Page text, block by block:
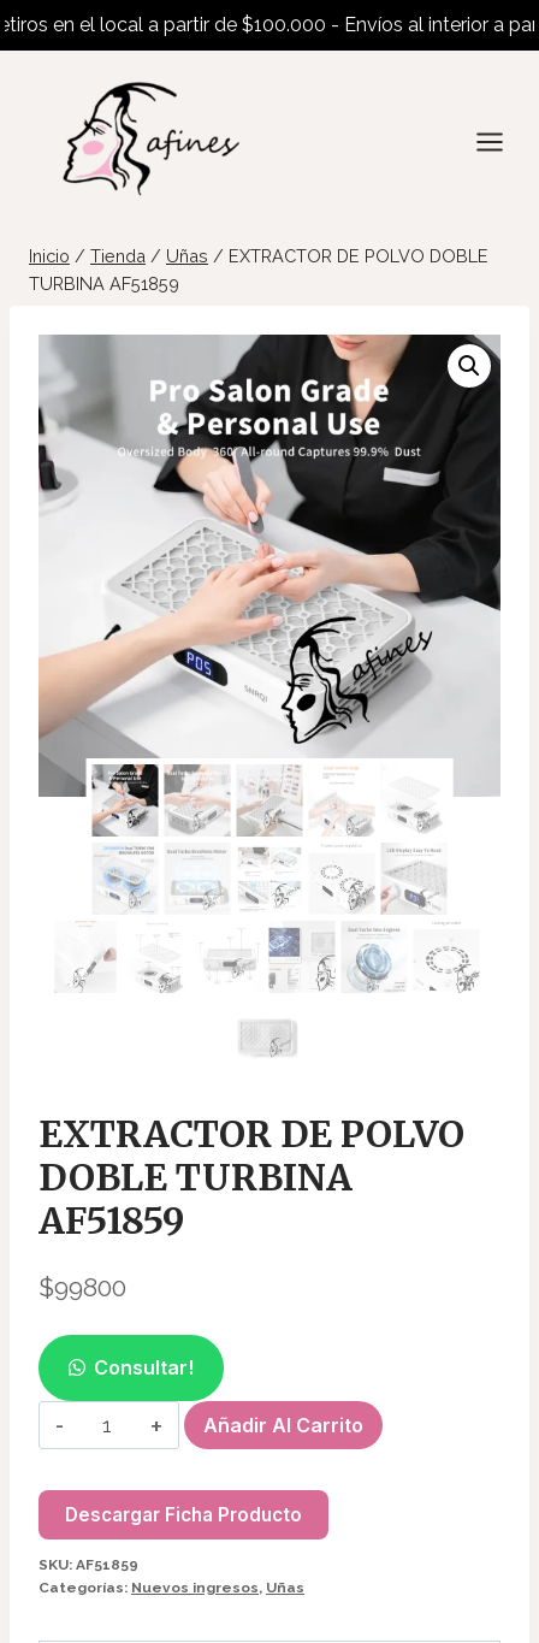
en el local a partir de $100.000 - Envíos al interior a partir
contenido
Inicio / Tienda / Uñas / EXTRACTOR DE POLVO DOBLE
TURBINA AF51859
EXTRACTOR DE POLVO
DOBLE TURBINA
AF51859
$99800
Consultar!
EXTRACTOR
DE
DOBLE
TURBINA
AF51859
Añadir Al Carrito
Descargar Ficha Producto
SKU: AF51859
Categorías: Nuevos ingresos, Uñas